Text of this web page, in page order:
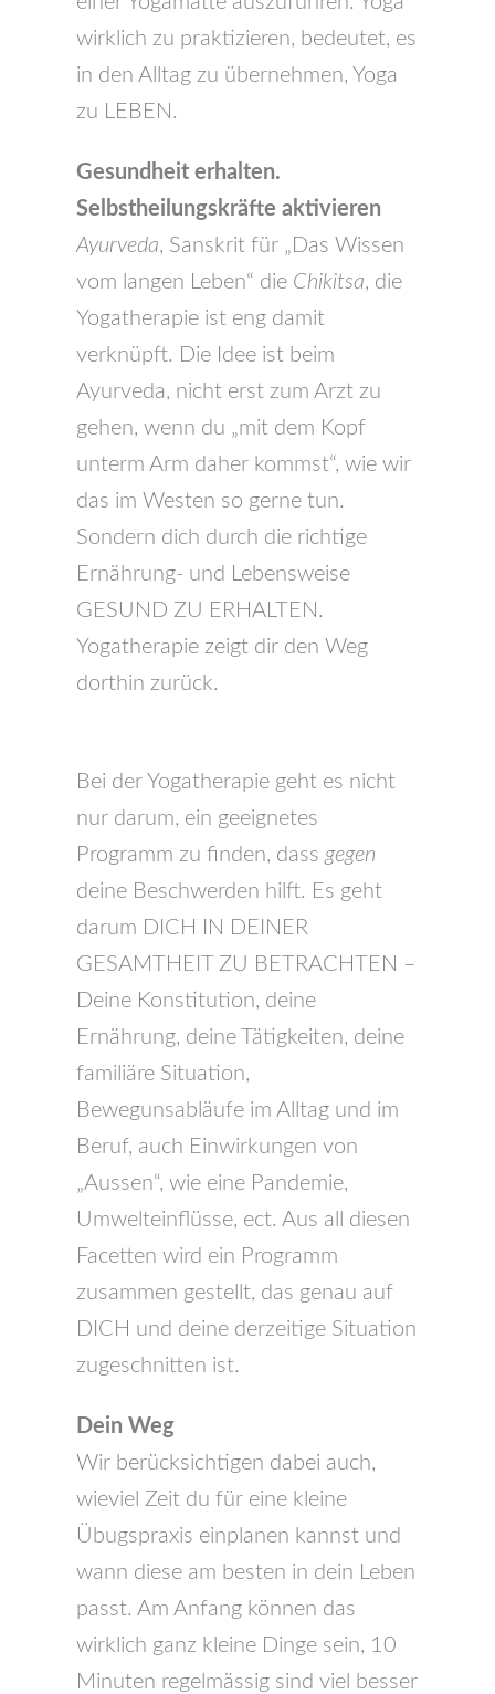
wirklich zu praktizieren, bedeutet, es
in den Alltag zu übernehmen, Yoga
zu LEBEN.
Gesundheit erhalten.
Selbstheilungskräfte aktivieren
Ayurveda, Sanskrit für „Das Wissen
vom langen Leben“ die Chikitsa, die
Yogatherapie ist eng damit
verknüpft. Die Idee ist beim
Ayurveda, nicht erst zum Arzt zu
gehen, wenn du „mit dem Kopf
unterm Arm daher kommst“, wie wir
das im Westen so gerne tun.
Sondern dich durch die richtige
Ernährung- und Lebensweise
GESUND ZU ERHALTEN.
Yogatherapie zeigt dir den Weg
dorthin zurück.
Bei der Yogatherapie geht es nicht
nur darum, ein geeignetes
Programm zu finden, dass gegen
deine Beschwerden hilft. Es geht
darum DICH IN DEINER
GESAMTHEIT ZU BETRACHTEN –
Deine Konstitution, deine
Ernährung, deine Tätigkeiten, deine
familiäre Situation,
Bewegunsabläufe im Alltag und im
Beruf, auch Einwirkungen von
„Aussen“, wie eine Pandemie,
Umwelteinflüsse, ect. Aus all diesen
Facetten wird ein Programm
zusammen gestellt, das genau auf
DICH und deine derzeitige Situation
zugeschnitten ist.
Dein Weg
Wir berücksichtigen dabei auch,
wieviel Zeit du für eine kleine
Übugspraxis einplanen kannst und
wann diese am besten in dein Leben
passt. Am Anfang können das
wirklich ganz kleine Dinge sein, 10
Minuten regelmässig sind viel besser